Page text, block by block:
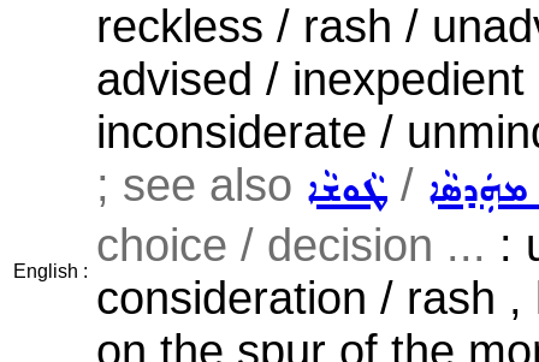
English :
reckless / rash /
advised /
inconsiderate /
; see also ܛܵܘܫܵܐ /
choice / decision ... :
consideration / rash
on the spur of the